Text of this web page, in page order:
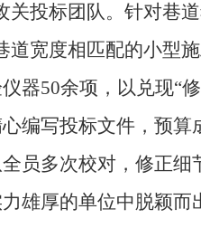
关投标团队。针对巷
道宽度相匹配的小型
器50余项，以兑现“
编写投标文件，预
员多次校对，修正
雄厚的单位中脱颖而